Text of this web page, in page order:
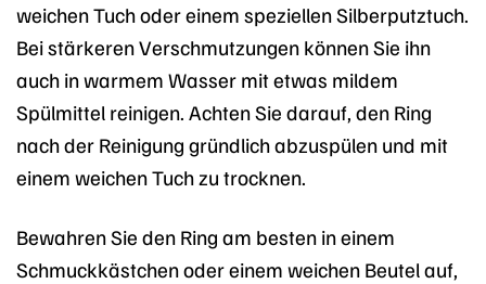
weichen Tuch oder einem speziellen Silberputztuch.
Bei stärkeren Verschmutzungen können Sie ihn
auch in warmem Wasser mit etwas mildem
Spülmittel reinigen. Achten Sie darauf, den Ring
nach der Reinigung gründlich abzuspülen und mit
einem weichen Tuch zu trocknen.
Bewahren Sie den Ring am besten in einem
Schmuckkästchen oder einem weichen Beutel auf,